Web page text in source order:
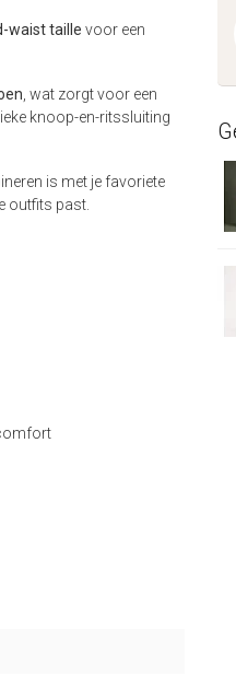
waist taille voor een
, wat zorgt voor een
knoop-en-ritssluiting
is met je favoriete
outfits past.